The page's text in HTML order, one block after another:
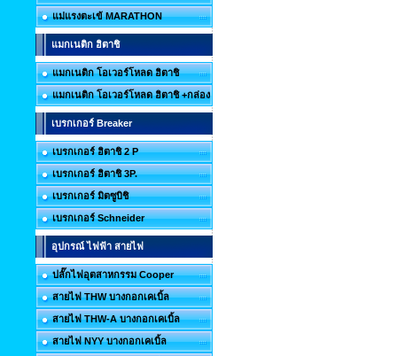
แม่แรงตะเข้ MARATHON
แมกเนติก ฮิตาชิ
แมกเนติก โอเวอร์โหลด ฮิตาชิ
แมกเนติก โอเวอร์โหลด ฮิตาชิ +กล่อง
เบรกเกอร์ Breaker
เบรกเกอร์ ฮิตาชิ 2 P
เบรกเกอร์ ฮิตาชิ 3P.
เบรกเกอร์ มิตซูบิชิ
เบรกเกอร์ Schneider
อุปกรณ์ ไฟฟ้า สายไฟ
ปลั๊กไฟอุตสาหกรรม Cooper
สายไฟ THW บางกอกเคเบิ้ล
สายไฟ THW-A บางกอกเคเบิ้ล
สายไฟ NYY บางกอกเคเบิ้ล